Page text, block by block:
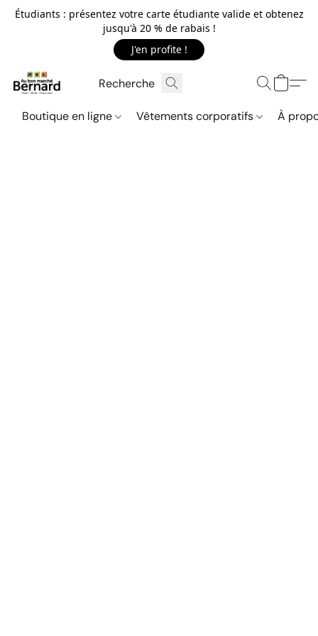
Étudiants : présentez votre carte étudiante valide et obtenez
jusqu'à 20 % de rabais !
J'en profite !
Boutique en ligne Vêtements corporatifs À